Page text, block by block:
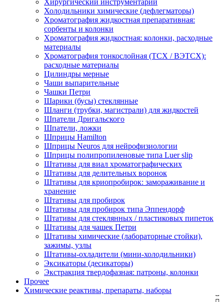
Холодильники химические (дефлегматоры)
Хроматография жидкостная препаративная:
сорбенты и колонки
Хроматография жидкостная: колонки, расходные
материалы
Хроматография тонкослойная (ТСХ / ВЭТСХ):
расходные материалы
Цилиндры мерные
Чаши выпарительные
Чашки Петри
Шарики (бусы) стеклянные
Шланги (трубки, магистрали) для жидкостей
Шпатели Дригальского
Шпатели, ложки
Шприцы Hamilton
Шприцы Neuros для нейрофизиологии
Шприцы полипропиленовые типа Luer slip
Штативы для виал хроматографических
Штативы для делительных воронок
Штативы для криопробирок: замораживание и
хранение
Штативы для пробирок
Штативы для пробирок типа Эппендорф
Штативы для стеклянных / пластиковых пипеток
Штативы для чашек Петри
Штативы химические (лабораторные стойки),
зажимы, узлы
Штативы-охладители (мини-холодильники)
Эксикаторы (десикаторы)
Экстракция твердофазная: патроны, колонки
Прочее
Химические реактивы, препараты, наборы